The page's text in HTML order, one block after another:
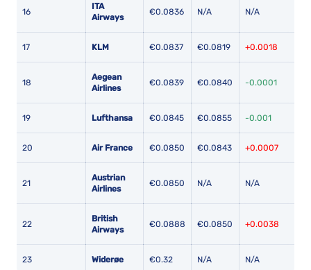
16
ITA
Airways
€0.0836 N/A N/A
17 KLM €0.0837 €0.0819 +0.0018
18
Aegean
Airlines
€0.0839 €0.0840 -0.0001
19 Lufthansa €0.0845 €0.0855 -0.001
20 Air France €0.0850 €0.0843 +0.0007
21
Austrian
Airlines
€0.0850 N/A N/A
22
British
Airways
€0.0888 €0.0850 +0.0038
23 Widerøe €0.32 N/A N/A